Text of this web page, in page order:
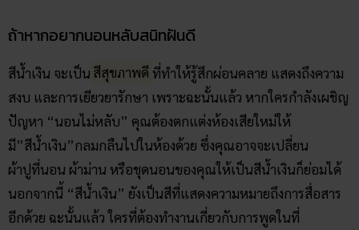
ถ้าหากอยากนอนหลับสนิทฝันดี
สีน้ำเงิน จะเป็น สีสุขภาพดี ที่ทำให้รู้สึกผ่อนคลาย แสดงถึงความ
สงบ และการเยียวยารักษา เพราะฉะนั้นแล้ว หากใครกำลังเผชิญ
ปัญหา “นอนไม่หลับ” คุณต้องตกแต่งห้องเสียใหม่ให้
มี”สีน้ำเงิน”กลมกลืนไปในห้องด้วย ซึ่งคุณอาจจะเปลี่ยน
ผ้าปูที่นอน ผ้าม่าน หรือชุดนอนของคุณให้เป็นสีน้ำเงินก็ย่อมได้
นอกจากนี้ “สีน้ำเงิน” ยังเป็นสีที่แสดงความหมายถึงการสื่อสาร
อีกด้วย ฉะนั้นแล้ว ใครที่ต้องทำงานเกี่ยวกับการพูดในที่